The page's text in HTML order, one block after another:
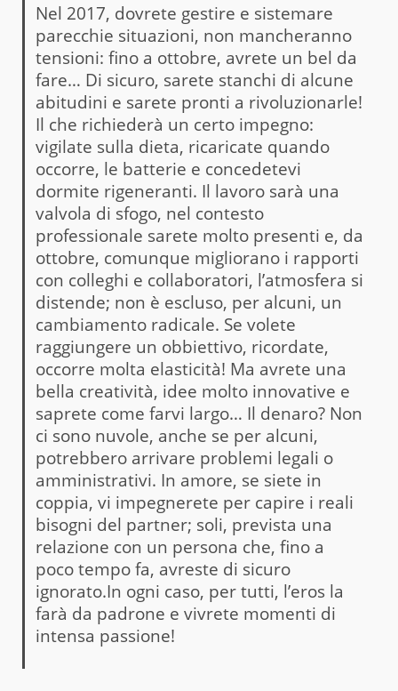
Nel 2017, dovrete gestire e sistemare
parecchie situazioni, non mancheranno
tensioni: fino a ottobre, avrete un bel da
fare… Di sicuro, sarete stanchi di alcune
abitudini e sarete pronti a rivoluzionarle!
Il che richiederà un certo impegno:
vigilate sulla dieta, ricaricate quando
occorre, le batterie e concedetevi
dormite rigeneranti. Il lavoro sarà una
valvola di sfogo, nel contesto
professionale sarete molto presenti e, da
ottobre, comunque migliorano i rapporti
con colleghi e collaboratori, l’atmosfera si
distende; non è escluso, per alcuni, un
cambiamento radicale. Se volete
raggiungere un obbiettivo, ricordate,
occorre molta elasticità! Ma avrete una
bella creatività, idee molto innovative e
saprete come farvi largo… Il denaro? Non
ci sono nuvole, anche se per alcuni,
potrebbero arrivare problemi legali o
amministrativi. In amore, se siete in
coppia, vi impegnerete per capire i reali
bisogni del partner; soli, prevista una
relazione con un persona che, fino a
poco tempo fa, avreste di sicuro
ignorato.In ogni caso, per tutti, l’eros la
farà da padrone e vivrete momenti di
intensa passione!